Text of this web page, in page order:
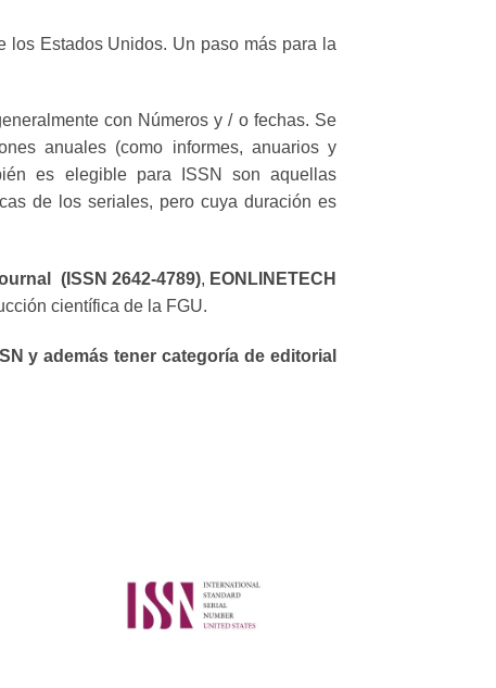
los Estados Unidos. Un paso más para la
con Números y / o fechas. Se
anuales (como informes, anuarios y
es elegible para ISSN son aquellas
de los seriales, pero cuya duración es
(ISSN 2642-4789), EONLINETECH
científica de la FGU.
y además tener categoría de editorial